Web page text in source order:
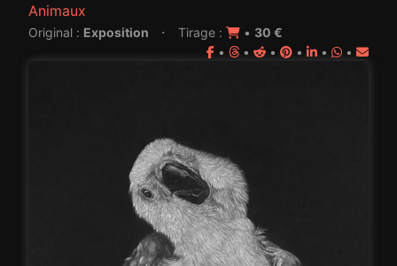
Animaux
Original : Exposition · Tirage : • 30 €
•
• • • • •